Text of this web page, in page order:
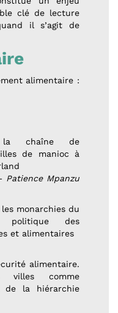
clé de lecture
il s’agit de
alimentaire :
la chaîne de
de manioc à
Patience Mpanzu
monarchies du
politique des
et alimentaires
alimentaire.
villes comme
de la hiérarchie